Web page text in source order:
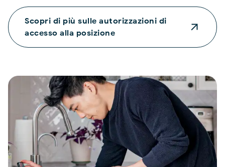
Scopri di più sulle autorizzazioni di
accesso alla posizione